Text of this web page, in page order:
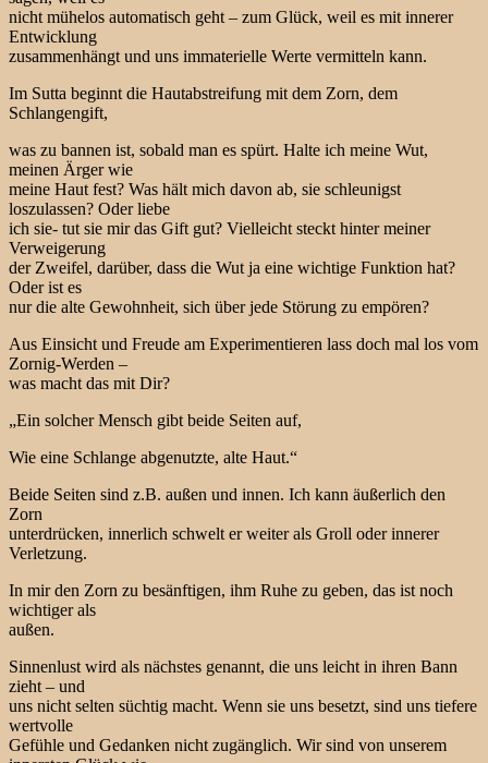
nicht mühelos automatisch geht – zum Glück, weil es mit innerer
Entwicklung
zusammenhängt und uns immaterielle Werte vermitteln kann.
Im Sutta beginnt die Hautabstreifung mit dem Zorn, dem
Schlangengift,
was zu bannen ist, sobald man es spürt. Halte ich meine Wut,
meinen Ärger wie
meine Haut fest? Was hält mich davon ab, sie schleunigst
loszulassen? Oder liebe
ich sie- tut sie mir das Gift gut? Vielleicht steckt hinter meiner
Verweigerung
der Zweifel, darüber, dass die Wut ja eine wichtige Funktion hat?
Oder ist es
nur die alte Gewohnheit, sich über jede Störung zu empören?
Aus Einsicht und Freude am Experimentieren lass doch mal los vom
Zornig-Werden –
was macht das mit Dir?
„Ein solcher Mensch gibt beide Seiten auf,
Wie eine Schlange abgenutzte, alte Haut.“
Beide Seiten sind z.B. außen und innen. Ich kann äußerlich den
Zorn
unterdrücken, innerlich schwelt er weiter als Groll oder innerer
Verletzung.
In mir den Zorn zu besänftigen, ihm Ruhe zu geben, das ist noch
wichtiger als
außen.
Sinnenlust wird als nächstes genannt, die uns leicht in ihren Bann
zieht – und
uns nicht selten süchtig macht. Wenn sie uns besetzt, sind uns tiefere
wertvolle
Gefühle und Gedanken nicht zugänglich. Wir sind von unserem